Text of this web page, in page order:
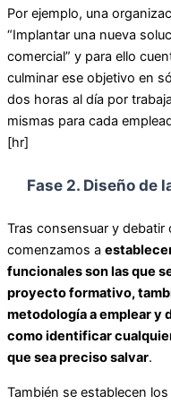
Por ejemplo, una
“Implantar una nueva
comercial” y para ello
culminar ese objetivo en
dos horas al día por
mismas para cada
[hr]
Fase 2. Diseño de
Tras consensuar y debatir
comenzamos a
funcionales son las que
proyecto formativo,
metodología a emplear y
como identificar
que sea preciso salvar.
También se establecen